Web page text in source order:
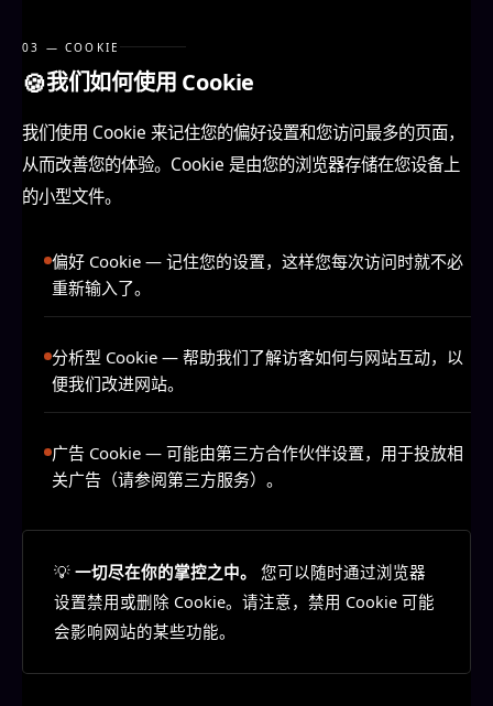
03 — COOKIE
🍪我们如何使用 Cookie
我们使用 Cookie 来记住您的偏好设置和您访问最多的页面，
从而改善您的体验。Cookie 是由您的浏览器存储在您设备上
的小型文件。
偏好 Cookie — 记住您的设置，这样您每次访问时就不必
重新输入了。
分析型 Cookie — 帮助我们了解访客如何与网站互动，以
便我们改进网站。
广告 Cookie — 可能由第三方合作伙伴设置，用于投放相
关广告（请参阅第三方服务）。
💡 一切尽在你的掌控之中。
您可以随时通过浏览器
设置禁用或删除 Cookie。请注意，禁用 Cookie 可能
会影响网站的某些功能。